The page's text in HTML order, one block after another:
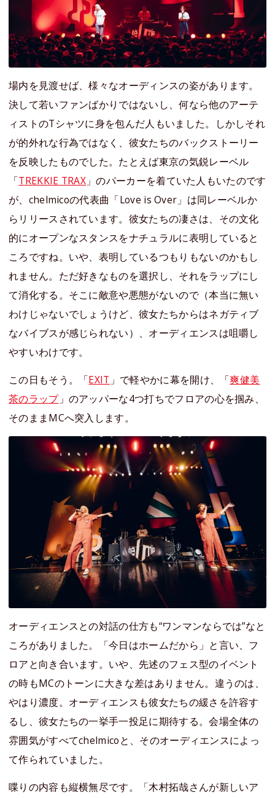
場内を見渡せば、様々なオーディンスの姿があります。
決して若いファンばかりではないし、何なら他のアーテ
ィストのTシャツに身を包んだ人もいました。しかしそれ
が的外れな行為ではなく、彼女たちのバックストーリー
を反映したものでした。たとえば東京の気鋭レーベル
「TREKKIE TRAX 」のパーカーを着ていた人もいたのです
が、chelmicoの代表曲「Love is Over」は同レーベルか
らリリースされています。彼女たちの凄さは、その文化
的にオープンなスタンスをナチュラルに表明していると
ころですね。いや、表明しているつもりもないのかもし
れません。ただ好きなものを選択し、それをラップにし
て消化する。そこに敵意や悪態がないので（本当に無い
わけじゃないでしょうけど、彼女たちからはネガティブ
なバイブスが感じられない）、オーディエンスは咀嚼し
やすいわけです。
この日もそう。「EXIT 」で軽やかに幕を開け、「爽健美
茶のラップ」のアッパーな4つ打ちでフロアの心を掴み、
そのままMCへ突入します。
オーディエンスとの対話の仕方も“ワンマンならでは”なと
ころがありました。「今日はホームだから」と言い、フ
ロアと向き合います。いや、先述のフェス型のイベント
の時もMCのトーンに大きな差はありません。違うのは、
やはり濃度。オーディエンスも彼女たちの緩さを許容す
るし、彼女たちの一挙手一投足に期待する。会場全体の
雰囲気がすべてchelmicoと、そのオーディエンスによっ
て作られていました。
喋りの内容も縦横無尽です。「木村拓哉さんが新しいア